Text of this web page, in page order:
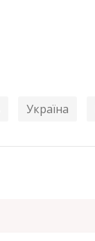
Україна